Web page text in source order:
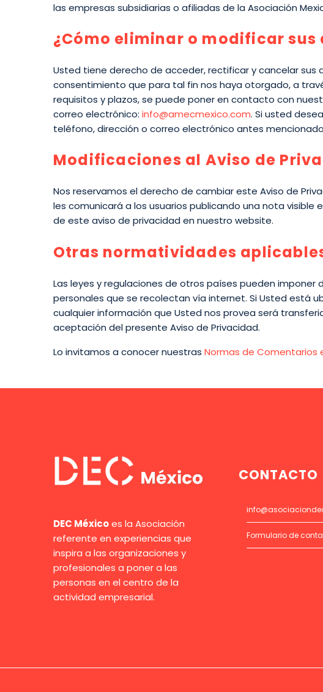
las empresas subsidiarias o afiliadas de la Asociación
¿Cómo eliminar o modificar sus
Usted tiene derecho de acceder, rectificar y cancelar
consentimiento que para tal fin nos haya otorgado, a
requisitos y plazos, se puede poner en contacto con
correo electrónico: info@amecmexico.com. Si usted
teléfono, dirección o correo electrónico antes
Modificaciones al Aviso de
Nos reservamos el derecho de cambiar este Aviso de
les comunicará a los usuarios publicando una nota
de este aviso de privacidad en nuestro website.
Otras normatividades
Las leyes y regulaciones de otros países pueden
personales que se recolectan vía internet. Si Usted está
cualquier información que Usted nos provea será
aceptación del presente Aviso de Privacidad.
Lo invitamos a conocer nuestras Normas de Comentarios
DEC Méxicoes la Asociación
referente en experiencias que
inspira a las organizaciones y
profesionales a poner a las
personas en el centro de la
actividad empresarial.
CONTACTO
Formulario de